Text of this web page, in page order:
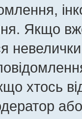
Якщо
хтось